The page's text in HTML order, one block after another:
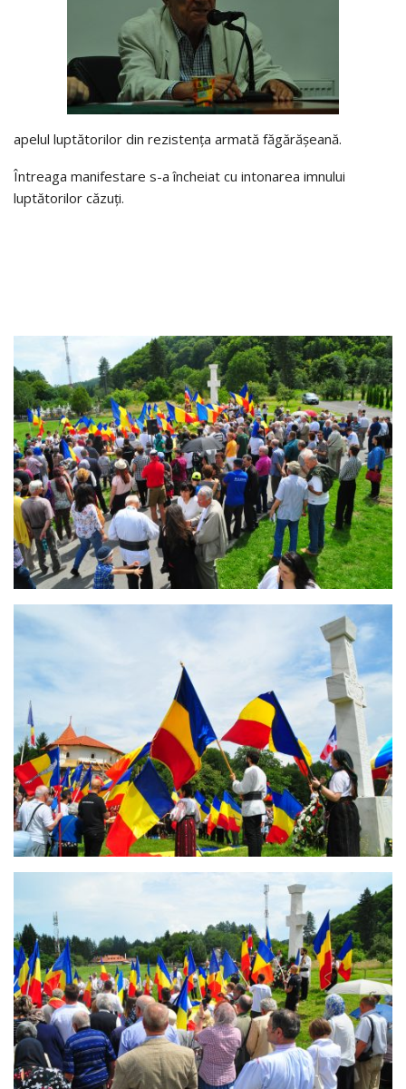
apelul luptătorilor din rezistența armată făgărășeană.
Întreaga manifestare s-a încheiat cu intonarea imnului
luptătorilor căzuți.